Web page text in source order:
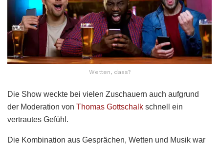
Wetten, dass?
Die Show weckte bei vielen Zuschauern auch aufgrund
der Moderation von Thomas Gottschalk schnell ein
vertrautes Gefühl.
Die Kombination aus Gesprächen, Wetten und Musik war